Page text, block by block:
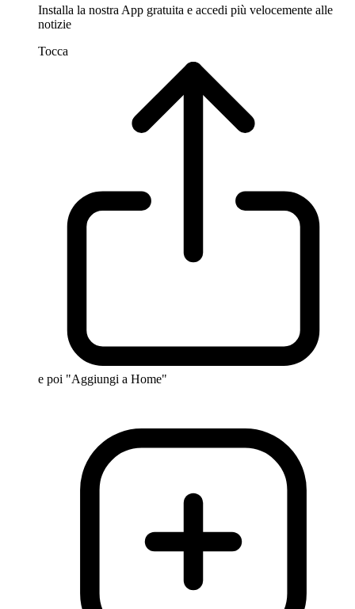
Installa la nostra App gratuita e accedi più velocemente alle
notizie
Tocca
e poi "Aggiungi a Home"